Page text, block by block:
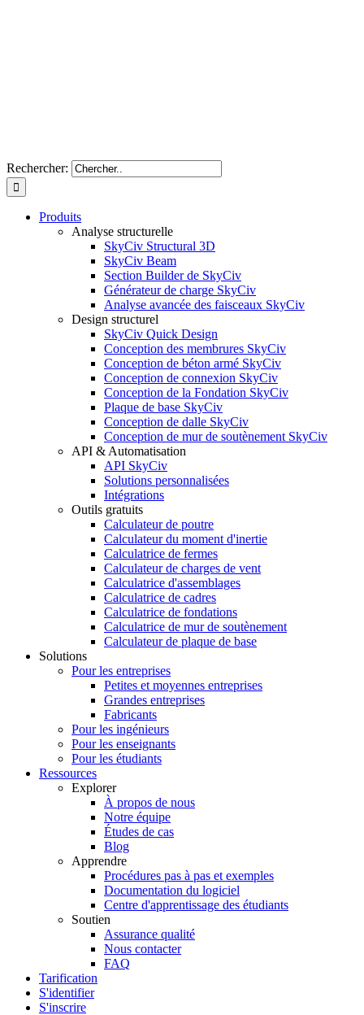
Rechercher:
Produits
Analyse structurelle
SkyCiv Structural 3D
SkyCiv Beam
Section Builder de SkyCiv
Générateur de charge SkyCiv
Analyse avancée des faisceaux SkyCiv
Design structurel
SkyCiv Quick Design
Conception des membrures SkyCiv
Conception de béton armé SkyCiv
Conception de connexion SkyCiv
Conception de la Fondation SkyCiv
Plaque de base SkyCiv
Conception de dalle SkyCiv
Conception de mur de soutènement SkyCiv
API & Automatisation
API SkyCiv
Solutions personnalisées
Intégrations
Outils gratuits
Calculateur de poutre
Calculateur du moment d'inertie
Calculatrice de fermes
Calculateur de charges de vent
Calculatrice d'assemblages
Calculatrice de cadres
Calculatrice de fondations
Calculatrice de mur de soutènement
Calculateur de plaque de base
Solutions
Pour les entreprises
Petites et moyennes entreprises
Grandes entreprises
Fabricants
Pour les ingénieurs
Pour les enseignants
Pour les étudiants
Ressources
Explorer
À propos de nous
Notre équipe
Études de cas
Blog
Apprendre
Procédures pas à pas et exemples
Documentation du logiciel
Centre d'apprentissage des étudiants
Soutien
Assurance qualité
Nous contacter
FAQ
Tarification
S'identifier
S'inscrire